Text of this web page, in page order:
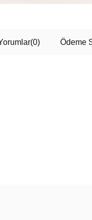
(0) Ödeme